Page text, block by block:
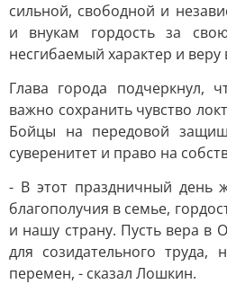
сильной, свободной и
и внукам гордость за
несгибаемый характер и веру
Глава города подчеркнул,
важно сохранить чувство
Бойцы на передовой
суверенитет и право на
- В этот праздничный день
благополучия в семье,
и нашу страну. Пусть вера в
для созидательного
перемен, - сказал Лошкин.